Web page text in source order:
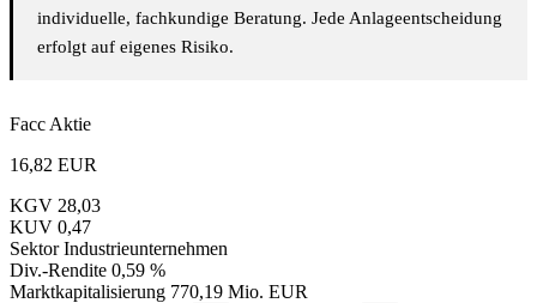
individuelle, fachkundige Beratung. Jede Anlageentscheidung
erfolgt auf eigenes Risiko.
Facc Aktie
16,82 EUR
KGV 28,03
KUV 0,47
Sektor Industrieunternehmen
Div.-Rendite 0,59 %
Marktkapitalisierung 770,19 Mio. EUR